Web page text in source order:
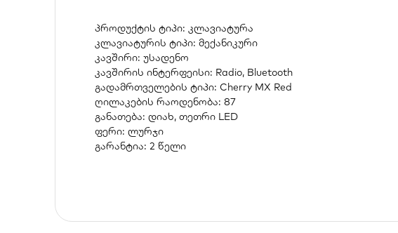
პროდუქტის ტიპი: კლავიატურა
კლავიატურის ტიპი: მექანიკური
კავშირი: უსადენო
კავშირის ინტერფეისი: Radio, Bluetooth
გადამრთველების ტიპი: Cherry MX Red
ღილაკების რაოდენობა: 87
განათება: დიახ, თეთრი LED
ფერი: ლურჯი
გარანტია: 2 წელი